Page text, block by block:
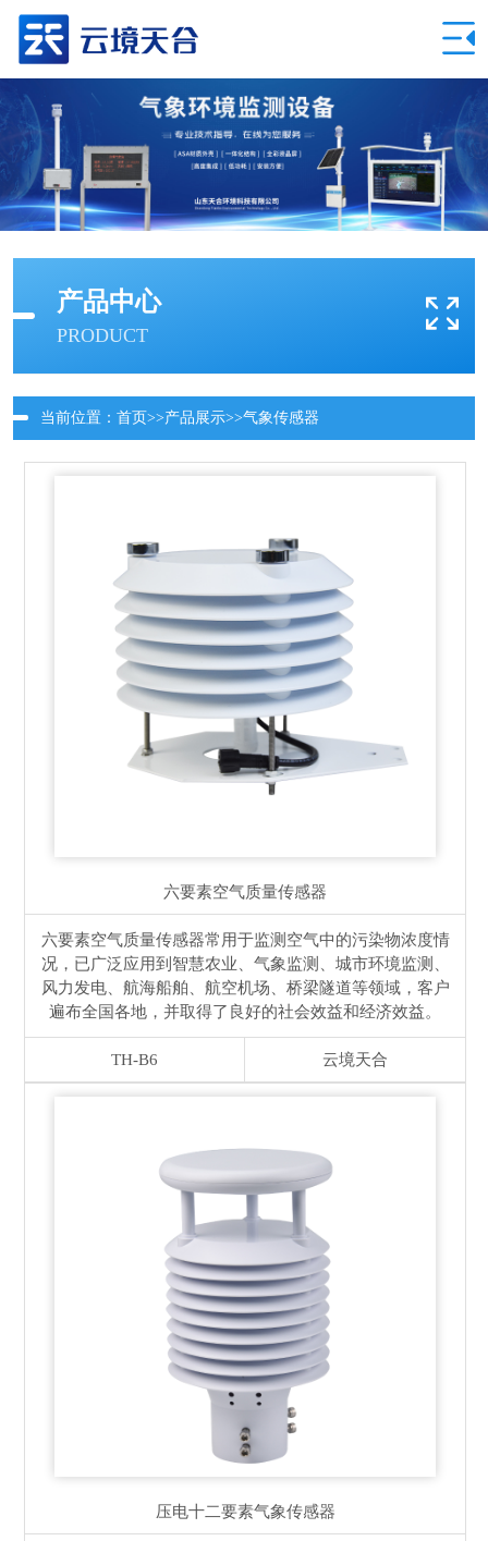
产品中心
PRODUCT
当前位置： 首页>>产品展示>>气象传感器
六要素空气质量传感器
六要素空气质量传感器常用于监测空气中的污染物浓度情
况，已广泛应用到智慧农业、气象监测、城市环境监测、
风力发电、航海船舶、航空机场、桥梁隧道等领域，客户
遍布全国各地，并取得了良好的社会效益和经济效益。
TH-B6 云境天合
压电十二要素气象传感器